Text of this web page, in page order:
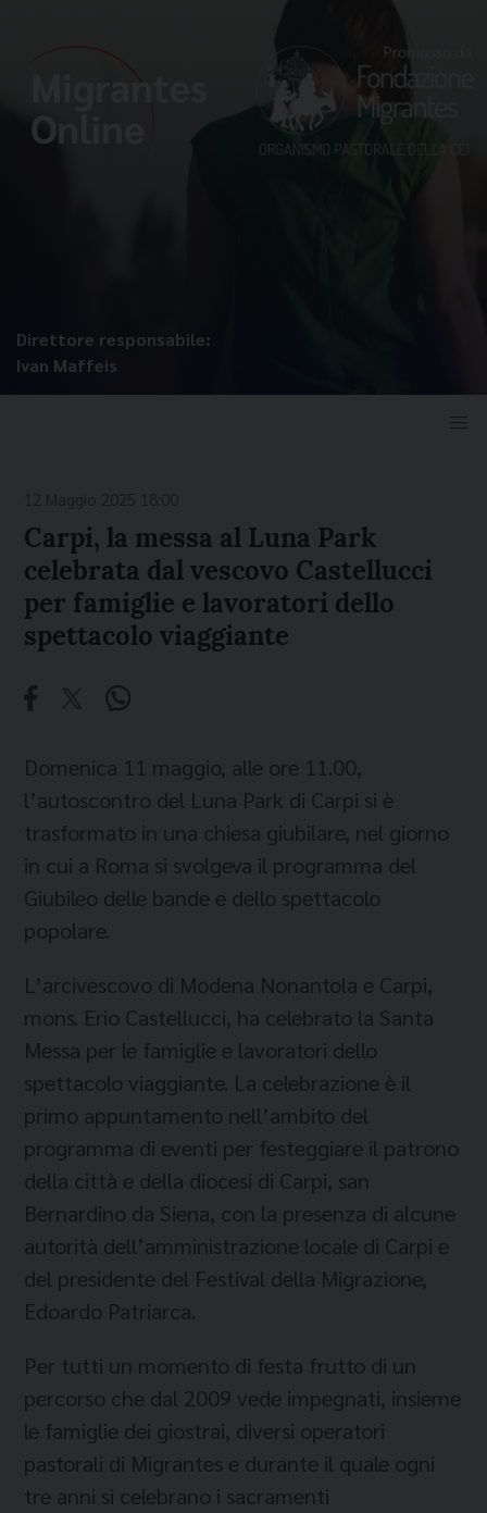
Direttore responsabile:
Ivan Maffeis
Carpi, la messa al Luna Park
celebrata dal vescovo Castellucci
per famiglie e lavoratori dello
spettacolo viaggiante
Domenica 11 maggio, alle ore 11.00,
l’autoscontro del Luna Park di Carpi si è
trasformato in una chiesa giubilare, nel giorno
in cui a Roma si svolgeva il programma del
Giubileo delle bande e dello spettacolo
popolare.
L’arcivescovo di Modena Nonantola e Carpi,
mons. Erio Castellucci, ha celebrato la Santa
Messa per le famiglie e lavoratori dello
spettacolo viaggiante. La celebrazione è il
primo appuntamento nell’ambito del
programma di eventi per festeggiare il patrono
della città e della diocesi di Carpi, san
Bernardino da Siena, con la presenza di alcune
autorità dell’amministrazione locale di Carpi e
del presidente del Festival della Migrazione,
Edoardo Patriarca.
Per tutti un momento di festa frutto di un
percorso che dal 2009 vede impegnati, insieme
le famiglie dei giostrai, diversi operatori
pastorali di Migrantes e durante il quale ogni
tre anni si celebrano i sacramenti